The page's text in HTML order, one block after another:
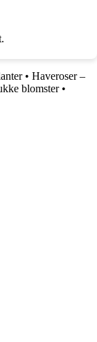
• Haveroser –
blomster•